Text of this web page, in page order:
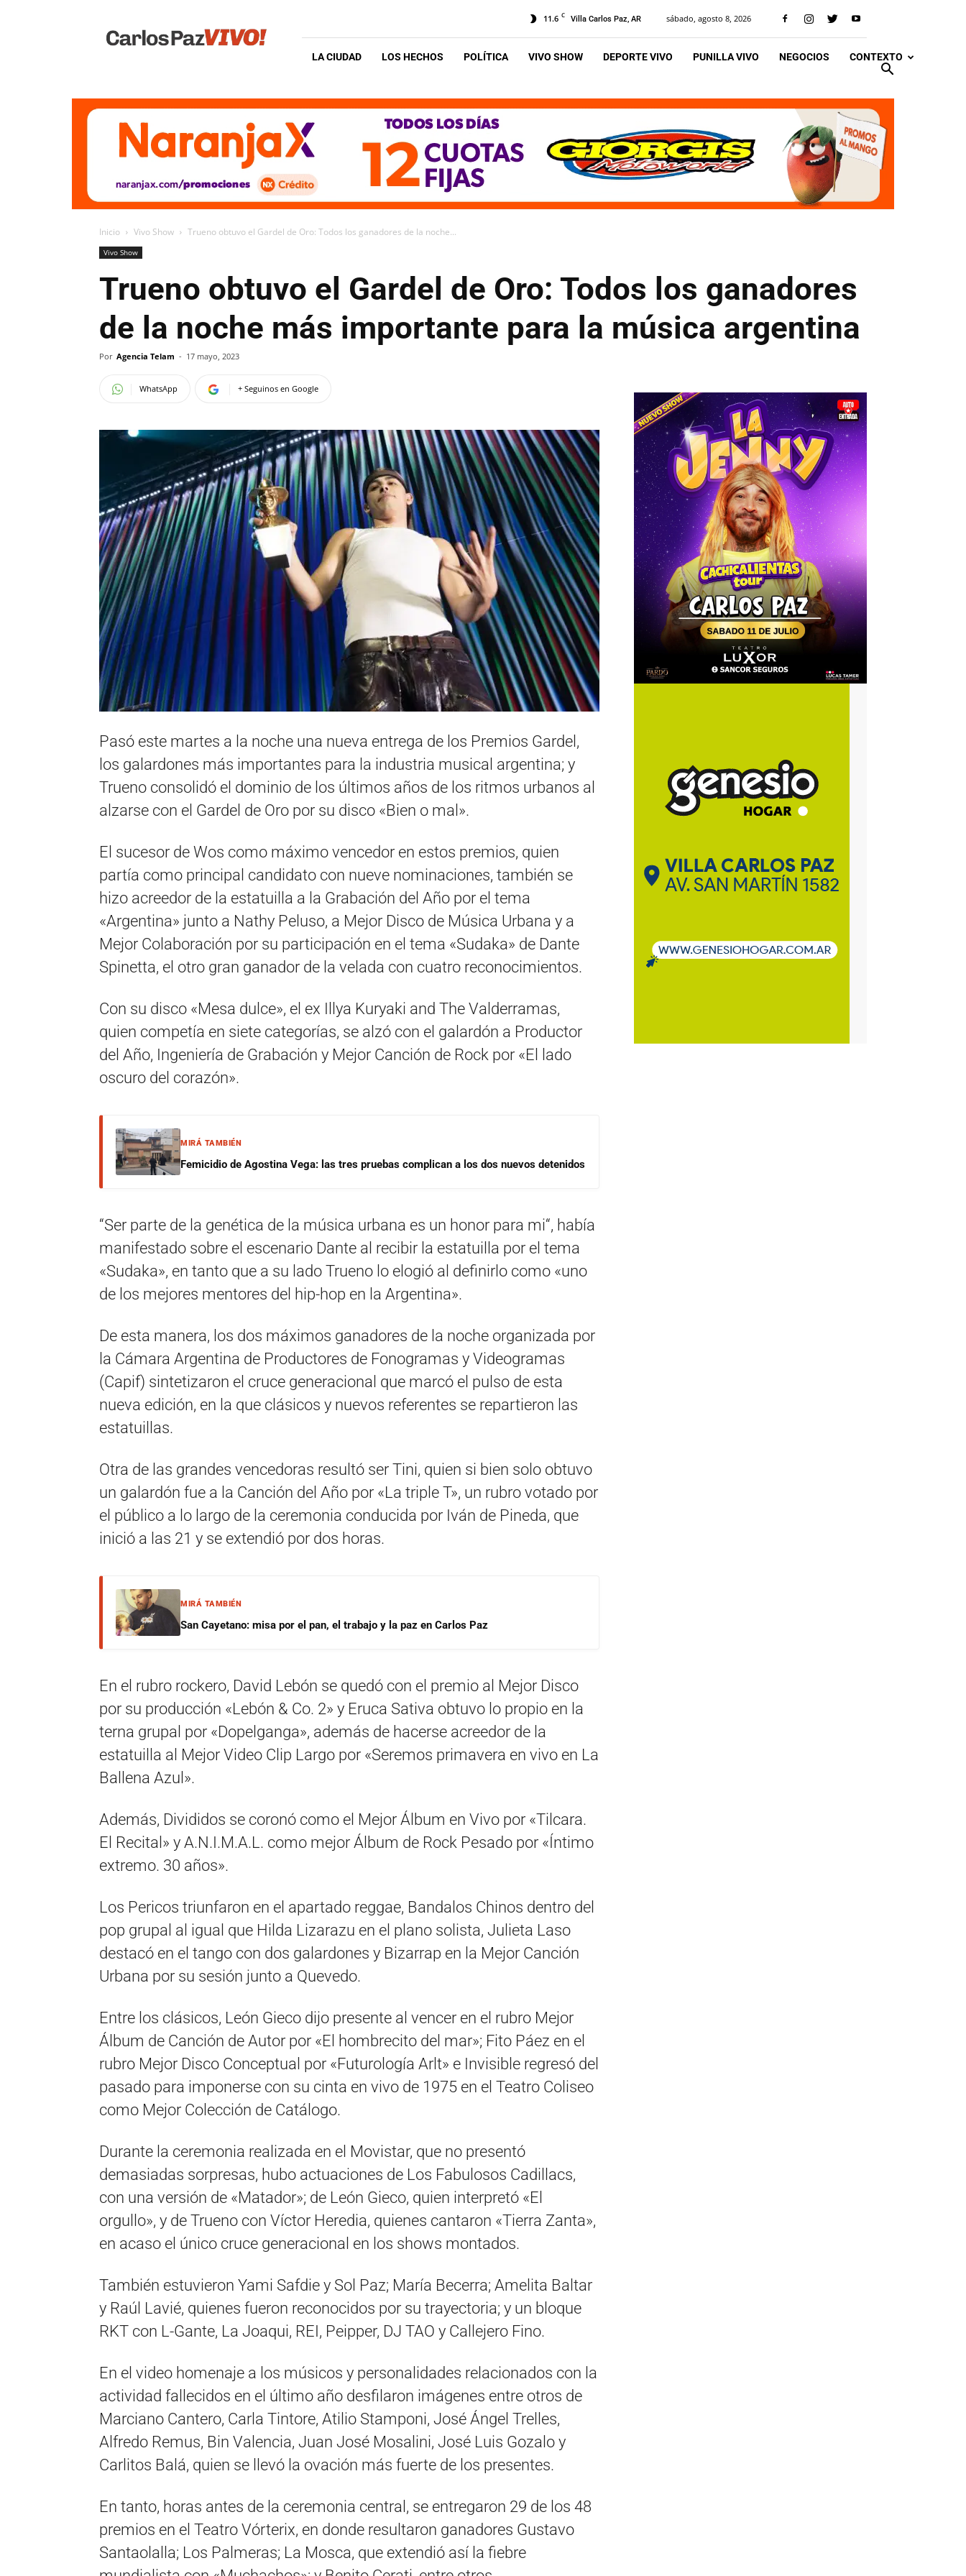
Vivo
11.6 C Villa Carlos Paz, AR sábado, agosto 8, 2026
LA CIUDAD LOS HECHOS POLÍTICA VIVO SHOW DEPORTE VIVO PUNILLA VIVO NEGOCIOS CONTEXTO
Inicio Vivo Show Trueno obtuvo el Gardel de Oro: Todos los ganadores de la noche...
Vivo Show
Trueno obtuvo el Gardel de Oro: Todos los ganadores
de la noche más importante para la música argentina
Por Agencia Telam - 17 mayo, 2023
WhatsApp + Seguinos en Google
Pasó este martes a la noche una nueva entrega de los Premios Gardel,
los galardones más importantes para la industria musical argentina; y
Trueno consolidó el dominio de los últimos años de los ritmos urbanos al
alzarse con el Gardel de Oro por su disco «Bien o mal».
El sucesor de Wos como máximo vencedor en estos premios, quien
partía como principal candidato con nueve nominaciones, también se
hizo acreedor de la estatuilla a la Grabación del Año por el tema
«Argentina» junto a Nathy Peluso, a Mejor Disco de Música Urbana y a
Mejor Colaboración por su participación en el tema «Sudaka» de Dante
Spinetta, el otro gran ganador de la velada con cuatro reconocimientos.
Con su disco «Mesa dulce», el ex Illya Kuryaki and The Valderramas,
quien competía en siete categorías, se alzó con el galardón a Productor
del Año, Ingeniería de Grabación y Mejor Canción de Rock por «El lado
oscuro del corazón».
MIRÁ TAMBIÉN
Femicidio de Agostina Vega: las tres pruebas complican a los dos nuevos detenidos
“Ser parte de la genética de la música urbana es un honor para mi“, había
manifestado sobre el escenario Dante al recibir la estatuilla por el tema
«Sudaka», en tanto que a su lado Trueno lo elogió al definirlo como «uno
de los mejores mentores del hip-hop en la Argentina».
De esta manera, los dos máximos ganadores de la noche organizada por
la Cámara Argentina de Productores de Fonogramas y Videogramas
(Capif) sintetizaron el cruce generacional que marcó el pulso de esta
nueva edición, en la que clásicos y nuevos referentes se repartieron las
estatuillas.
Otra de las grandes vencedoras resultó ser Tini, quien si bien solo obtuvo
un galardón fue a la Canción del Año por «La triple T», un rubro votado por
el público a lo largo de la ceremonia conducida por Iván de Pineda, que
inició a las 21 y se extendió por dos horas.
MIRÁ TAMBIÉN
San Cayetano: misa por el pan, el trabajo y la paz en Carlos Paz
En el rubro rockero, David Lebón se quedó con el premio al Mejor Disco
por su producción «Lebón & Co. 2» y Eruca Sativa obtuvo lo propio en la
terna grupal por «Dopelganga», además de hacerse acreedor de la
estatuilla al Mejor Video Clip Largo por «Seremos primavera en vivo en La
Ballena Azul».
Además, Divididos se coronó como el Mejor Álbum en Vivo por «Tilcara.
El Recital» y A.N.I.M.A.L. como mejor Álbum de Rock Pesado por «Íntimo
extremo. 30 años».
Los Pericos triunfaron en el apartado reggae, Bandalos Chinos dentro del
pop grupal al igual que Hilda Lizarazu en el plano solista, Julieta Laso
destacó en el tango con dos galardones y Bizarrap en la Mejor Canción
Urbana por su sesión junto a Quevedo.
Entre los clásicos, León Gieco dijo presente al vencer en el rubro Mejor
Álbum de Canción de Autor por «El hombrecito del mar»; Fito Páez en el
rubro Mejor Disco Conceptual por «Futurología Arlt» e Invisible regresó del
pasado para imponerse con su cinta en vivo de 1975 en el Teatro Coliseo
como Mejor Colección de Catálogo.
Durante la ceremonia realizada en el Movistar, que no presentó
demasiadas sorpresas, hubo actuaciones de Los Fabulosos Cadillacs,
con una versión de «Matador»; de León Gieco, quien interpretó «El
orgullo», y de Trueno con Víctor Heredia, quienes cantaron «Tierra Zanta»,
en acaso el único cruce generacional en los shows montados.
También estuvieron Yami Safdie y Sol Paz; María Becerra; Amelita Baltar
y Raúl Lavié, quienes fueron reconocidos por su trayectoria; y un bloque
RKT con L-Gante, La Joaqui, REI, Peipper, DJ TAO y Callejero Fino.
En el video homenaje a los músicos y personalidades relacionados con la
actividad fallecidos en el último año desfilaron imágenes entre otros de
Marciano Cantero, Carla Tintore, Atilio Stamponi, José Ángel Trelles,
Alfredo Remus, Bin Valencia, Juan José Mosalini, José Luis Gozalo y
Carlitos Balá, quien se llevó la ovación más fuerte de los presentes.
En tanto, horas antes de la ceremonia central, se entregaron 29 de los 48
premios en el Teatro Vórterix, en donde resultaron ganadores Gustavo
Santaolalla; Los Palmeras; La Mosca, que extendió así la fiebre